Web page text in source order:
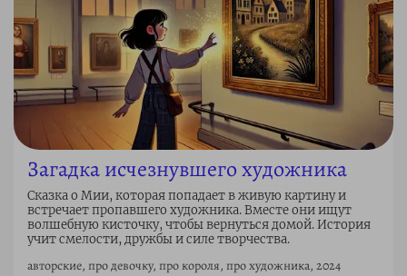
Загадка исчезнувшего художника
Сказка о Мии, которая попадает в живую картину и
встречает пропавшего художника. Вместе они ищут
волшебную кисточку, чтобы вернуться домой. История
учит смелости, дружбы и силе творчества.
авторские, про девочку, про короля, про художника, 2024